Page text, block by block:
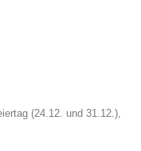
(24.12. und 31.12.),